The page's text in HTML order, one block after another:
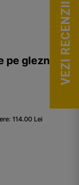
gleznă
114.00 Lei
VEZI RECENZII